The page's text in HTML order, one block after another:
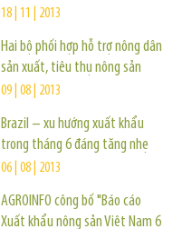
18 | 11 | 2013
Hai bộ phối hợp hỗ trợ nông dân
sản xuất, tiêu thụ nông sản
09 | 08 | 2013
Brazil – xu hướng xuất khẩu
trong tháng 6 đáng tăng nhẹ
06 | 08 | 2013
AGROINFO công bố "Báo cáo
Xuất khẩu nông sản Việt Nam 6